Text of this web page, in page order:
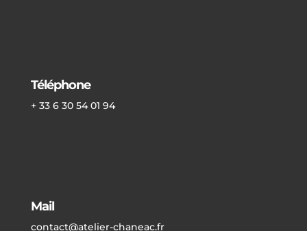
Téléphone
+ 33 6 30 54 01 94
Mail
contact@atelier-chaneac.fr